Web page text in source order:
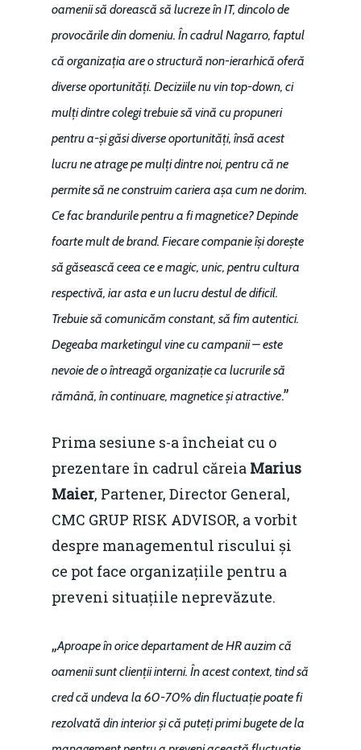
oamenii să dorească să lucreze în IT, dincolo de
provocările din domeniu. În cadrul Nagarro, faptul
că organizația are o structură non-ierarhică oferă
diverse oportunități. Deciziile nu vin top-down, ci
mulți dintre colegi trebuie să vină cu propuneri
pentru a-și găsi diverse oportunități, însă acest
lucru ne atrage pe mulți dintre noi, pentru că ne
permite să ne construim cariera așa cum ne dorim.
Ce fac brandurile pentru a fi magnetice? Depinde
foarte mult de brand. Fiecare companie își dorește
să găsească ceea ce e magic, unic, pentru cultura
respectivă, iar asta e un lucru destul de dificil.
Trebuie să comunicăm constant, să fim autentici.
Degeaba marketingul vine cu campanii – este
nevoie de o întreagă organizație ca lucrurile să
rămână, în continuare, magnetice și atractive.”
Prima sesiune s-a încheiat cu o
prezentare în cadrul căreia Marius
Maier, Partener, Director General,
CMC GRUP RISK ADVISOR, a vorbit
despre managementul riscului și
ce pot face organizațiile pentru a
preveni situațiile neprevăzute.
„Aproape în orice departament de HR auzim că
oamenii sunt clienții interni. În acest context, tind să
cred că undeva la 60-70% din fluctuație poate fi
rezolvată din interior și că puteți primi bugete de la